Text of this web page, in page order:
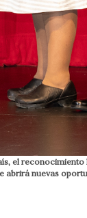
el
abrirá nuevas